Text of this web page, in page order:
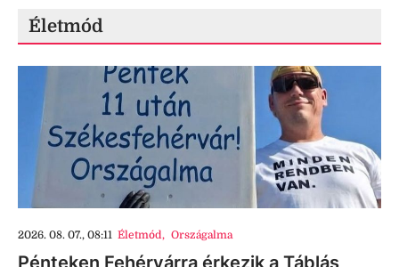
Életmód
2026. 08. 07., 08:11 Életmód, Országalma
Pénteken Fehérvárra érkezik a Táblás